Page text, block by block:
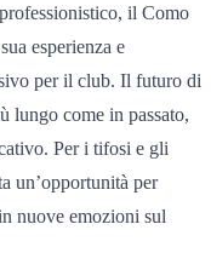
il Como
esperienza e
per il club. Il futuro di
lungo come in passato,
Per i tifosi e gli
un’opportunità per
nuove emozioni sul